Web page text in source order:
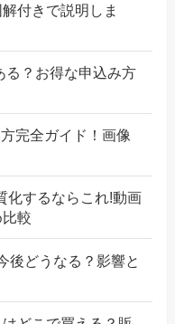
付きで説明しま
る？お得な申込み方
完全ガイド！画像
化するならこれ!動画
較
後どうなる？影響と